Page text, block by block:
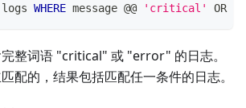
logs WHERE message @@ 'critical' OR
整词语 "critical" 或 "error" 的日志。
配的，结果包括匹配任一条件的日志。